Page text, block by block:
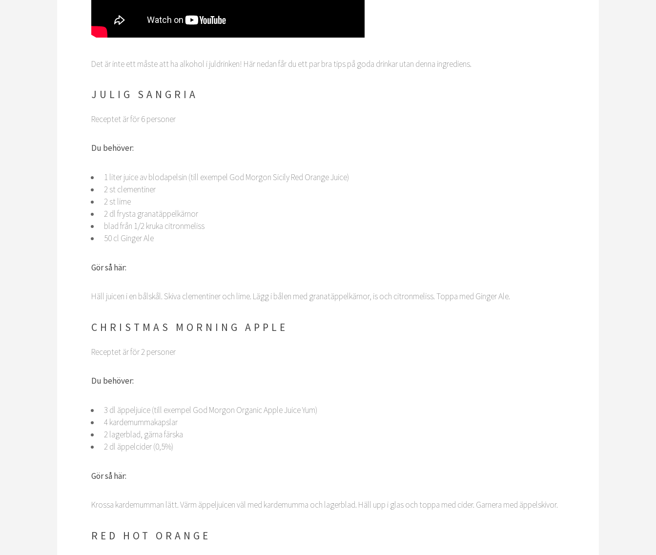
Det är inte ett måste att ha alkohol i juldrinken! Här nedan får du ett par bra tips på goda drinkar utan denna ingrediens.
JULIG SANGRIA
Receptet är för 6 personer
Du behöver:
1 liter juice av blodapelsin (till exempel God Morgon Sicily Red Orange Juice)
2 st clementiner
2 st lime
2 dl frysta granatäppelkärnor
blad från 1/2 kruka citronmeliss
50 cl Ginger Ale
Gör så här:
Häll juicen i en bålskål. Skiva clementiner och lime. Lägg i bålen med granatäppelkärnor, is och citronmeliss. Toppa med Ginger Ale.
CHRISTMAS MORNING APPLE
Receptet är för 2 personer
Du behöver:
3 dl äppeljuice (till exempel God Morgon Organic Apple Juice Yum)
4 kardemummakapslar
2 lagerblad, gärna färska
2 dl äppelcider (0,5%)
Gör så här:
Krossa kardemumman lätt. Värm äppeljuicen väl med kardemumma och lagerblad. Häll upp i glas och toppa med cider. Garnera med äppelskivor.
RED HOT ORANGE